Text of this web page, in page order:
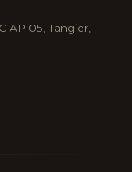
AP 05, Tangier,